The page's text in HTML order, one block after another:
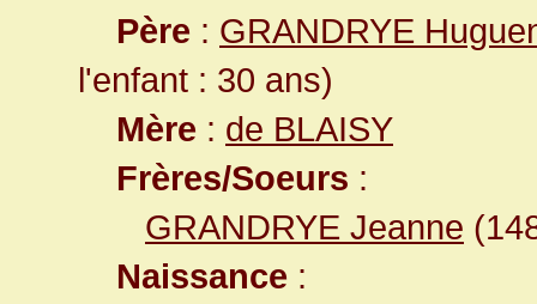
Père : GRANDRYE
l'enfant : 30 ans)
Mère : de BLAISY
Frères/Soeurs :
GRANDRYE Jeanne
Naissance :